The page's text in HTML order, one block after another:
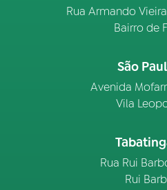
Rua Armando
Bairro de
São
Avenida
Vila
Rua Rui
Rui